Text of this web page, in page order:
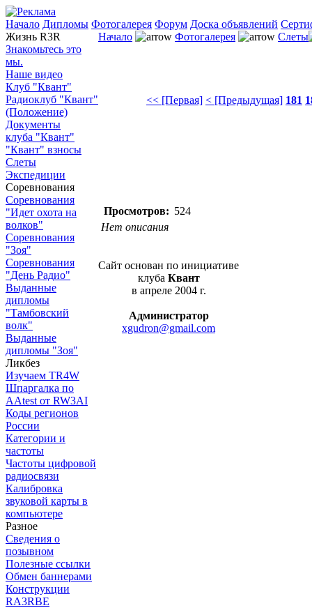
Начало Дипломы Фотогалерея Форум Доска объявлений
Жизнь R3R
Знакомьтесь это
мы.
Наше видео
Клуб "Квант"
Радиоклуб "Квант"
(Положение)
Документы
клуба "Квант"
"Квант" взносы
Слеты
Экспедиции
Соревнования
Соревнования
"Идет охота на
волков"
Соревнования
"Зоя"
Соревнования
"День Радио"
Выданные
дипломы
"Тамбовский
волк"
Выданные
дипломы "Зоя"
Ликбез
Изучаем TR4W
Шпаргалка по
AAtest от RW3AI
Коды регионов
России
Категории и
частоты
Частоты цифровой
радиосвязи
Калибровка
звуковой карты в
компьютере
Разное
Сведения о
позывном
Полезные ссылки
Обмен баннерами
Конструкции
RA3RBE
Начало Фотогалерея Слеты
<< [Первая] < [Предыдущая] 181
Просмотров: 524
Нет описания
Сайт основан по инициативе
клуба Квант
в апреле 2004 г.
Администратор
xgudron@gmail.com